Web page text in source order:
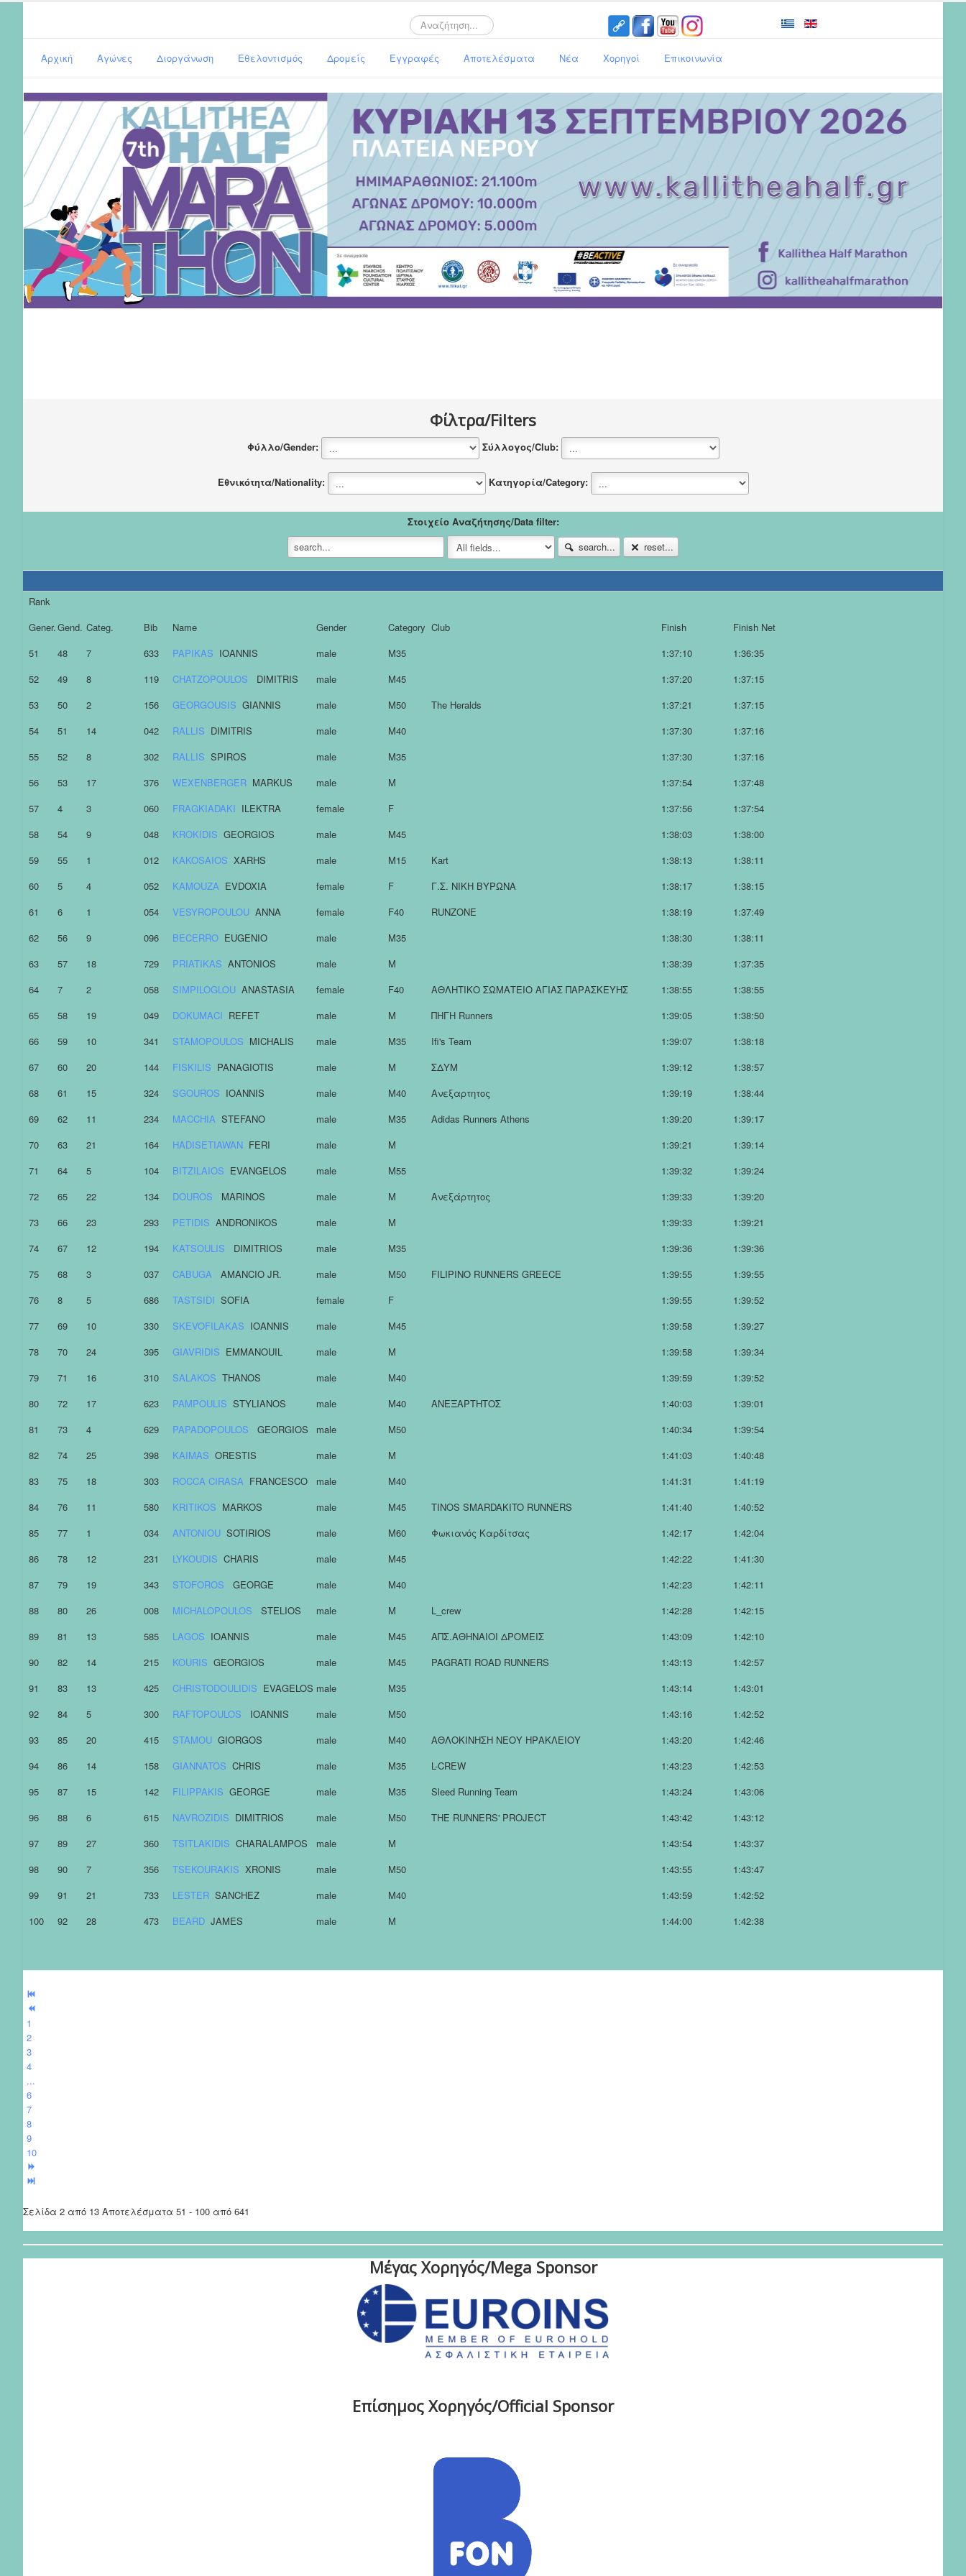
Search
Αρχική Αγώνες Διοργάνωση Εθελοντισμός Δρομείς Εγγραφές Αποτελέσματα Νέα Χορηγοί Επικοινωνία
Φίλτρα/Filters
Φύλλο/Gender: Σύλλογος/Club:
Εθνικότητα/Nationality: Κατηγορία/Category:
Στοιχείο Αναζήτησης/Data filter:
search...
reset...
Rank
Gener.Gend. Categ. Bib Name Gender Category Club Finish
Finish Net
51
48 7 633 PAPIKAS IOANNIS male M35 1:37:10
1:36:35
52
49 8 119 CHATZOPOULOS DIMITRIS male M45 1:37:20
1:37:15
53
50 2 156 GEORGOUSIS GIANNIS male M50 The Heralds 1:37:21
1:37:15
54
51 14 042 RALLIS DIMITRIS male M40 1:37:30
1:37:16
55
52 8 302 RALLIS SPIROS male M35 1:37:30
1:37:16
56
53 17 376 WEXENBERGER MARKUS male M 1:37:54
1:37:48
57
4 3 060 FRAGKIADAKI ILEKTRA female F 1:37:56
1:37:54
58
54 9 048 KROKIDIS GEORGIOS male M45 1:38:03
1:38:00
59
55 1 012 KAKOSAIOS XARHS male M15 Kart 1:38:13
1:38:11
60
5 4 052 KAMOUZA EVDOXIA female F Γ.Σ. ΝΙΚΗ ΒΥΡΩΝΑ 1:38:17
1:38:15
61
6 1 054 VESYROPOULOU ANNA female F40 RUNZONE 1:38:19
1:37:49
62
56 9 096 BECERRO EUGENIO male M35 1:38:30
1:38:11
63
57 18 729 PRIATIKAS ANTONIOS male M 1:38:39
1:37:35
64
7 2 058 SIMPILOGLOU ANASTASIA female F40 ΑΘΛΗΤΙΚΟ ΣΩΜΑΤΕΙΟ ΑΓΙΑΣ ΠΑΡΑΣΚΕΥΗΣ 1:38:55
1:38:55
65
58 19 049 DOKUMACI REFET male M ΠΗΓΗ Runners 1:39:05
1:38:50
66
59 10 341 STAMOPOULOS MICHALIS male M35 Ifi's Team 1:39:07
1:38:18
67
60 20 144 FISKILIS PANAGIOTIS male M ΣΔΥΜ 1:39:12
1:38:57
68
61 15 324 SGOUROS IOANNIS male M40 Ανεξαρτητος 1:39:19
1:38:44
69
62 11 234 MACCHIA STEFANO male M35 Adidas Runners Athens 1:39:20
1:39:17
70
63 21 164 HADISETIAWAN FERI male M 1:39:21
1:39:14
71
64 5 104 BITZILAIOS EVANGELOS male M55 1:39:32
1:39:24
72
65 22 134 DOUROS MARINOS male M Ανεξάρτητος 1:39:33
1:39:20
73
66 23 293 PETIDIS ANDRONIKOS male M 1:39:33
1:39:21
74
67 12 194 KATSOULIS DIMITRIOS male M35 1:39:36
1:39:36
75
68 3 037 CABUGA AMANCIO JR. male M50 FILIPINO RUNNERS GREECE 1:39:55
1:39:55
76
8 5 686 TASTSIDI SOFIA female F 1:39:55
1:39:52
77
69 10 330 SKEVOFILAKAS IOANNIS male M45 1:39:58
1:39:27
78
70 24 395 GIAVRIDIS EMMANOUIL male M 1:39:58
1:39:34
79
71 16 310 SALAKOS THANOS male M40 1:39:59
1:39:52
80
72 17 623 PAMPOULIS STYLIANOS male M40 ΑΝΕΞΑΡΤΗΤΟΣ 1:40:03
1:39:01
81
73 4 629 PAPADOPOULOS GEORGIOS male M50 1:40:34
1:39:54
82
74 25 398 KAIMAS ORESTIS male M 1:41:03
1:40:48
83
75 18 303 ROCCA CIRASA FRANCESCO male M40 1:41:31
1:41:19
84
76 11 580 KRITIKOS MARKOS male M45 TINOS SMARDAKITO RUNNERS 1:41:40
1:40:52
85
77 1 034 ANTONIOU SOTIRIOS male M60 Φωκιανός Καρδίτσας 1:42:17
1:42:04
86
78 12 231 LYKOUDIS CHARIS male M45 1:42:22
1:41:30
87
79 19 343 STOFOROS GEORGE male M40 1:42:23
1:42:11
88
80 26 008 MICHALOPOULOS STELIOS male M L_crew 1:42:28
1:42:15
89
81 13 585 LAGOS IOANNIS male M45 ΑΠΣ.ΑΘΗΝΑΙΟΙ ΔΡΟΜΕΙΣ 1:43:09
1:42:10
90
82 14 215 KOURIS GEORGIOS male M45 PAGRATI ROAD RUNNERS 1:43:13
1:42:57
91
83 13 425 CHRISTODOULIDIS EVAGELOS male M35 1:43:14
1:43:01
92
84 5 300 RAFTOPOULOS IOANNIS male M50 1:43:16
1:42:52
93
85 20 415 STAMOU GIORGOS male M40 ΑΘΛΟΚΙΝΗΣΗ ΝΕΟΥ ΗΡΑΚΛΕΙΟΥ 1:43:20
1:42:46
94
86 14 158 GIANNATOS CHRIS male M35 L-CREW 1:43:23
1:42:53
95
87 15 142 FILIPPAKIS GEORGE male M35 Sleed Running Team 1:43:24
1:43:06
96
88 6 615 NAVROZIDIS DIMITRIOS male M50 THE RUNNERS' PROJECT 1:43:42
1:43:12
97
89 27 360 TSITLAKIDIS CHARALAMPOS male M 1:43:54
1:43:37
98
90 7 356 TSEKOURAKIS XRONIS male M50 1:43:55
1:43:47
99
91 21 733 LESTER SANCHEZ male M40 1:43:59
1:42:52
100
92 28 473 BEARD JAMES male M 1:44:00 1:42:38
1
2
3
4
...
6
7
8
9
10
Σελίδα 2 από 13 Αποτελέσματα 51 - 100 από 641
Μέγας Χορηγός/Mega Sponsor
Επίσημος Χορηγός/Official Sponsor